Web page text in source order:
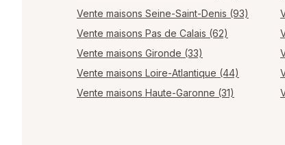
Vente maisons Seine-Saint-Denis (93)
Vente maisons Pas de Calais (62)
Vente maisons Gironde (33)
Vente maisons Loire-Atlantique (44)
Vente maisons Haute-Garonne (31)